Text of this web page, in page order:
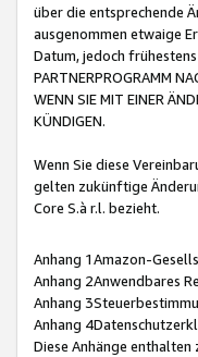
über die entsprechende
ausgenommen etwaige
Datum, jedoch
PARTNERPROGRAMM
WENN SIE MIT EINER
KÜNDIGEN.
Wenn Sie diese
gelten zukünftige
Core S.à r.l. bezieht.
Anhang 1Amazon-
Anhang 2Anwendbares
Anhang
Anhang
Diese Anhänge